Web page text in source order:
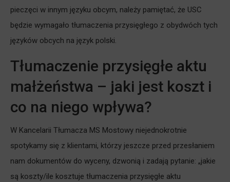
pieczęci w innym języku obcym, należy pamiętać, że USC
będzie wymagało tłumaczenia przysięgłego z obydwóch tych
języków obcych na język polski.
Tłumaczenie przysięgłe aktu
małżeństwa – jaki jest koszt i
co na niego wpływa?
W Kancelarii Tłumacza MS Mostowy niejednokrotnie
spotykamy się z klientami, którzy jeszcze przed przesłaniem
nam dokumentów do wyceny, dzwonią i zadają pytanie: „jakie
są koszty/ile kosztuje tłumaczenia przysięgłe aktu